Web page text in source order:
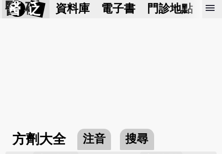
醫 砭 資料庫 電子書 門診地點 預
menu
方劑大全 注音
搜尋